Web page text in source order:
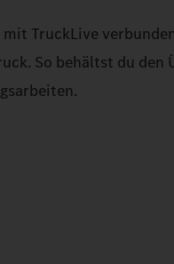
TruckLive
So behältst du